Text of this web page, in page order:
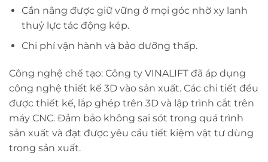
Cần nâng được giữ vững ở mọi góc nhờ xy lanh
thuỷ lực tác động kép.
Chi phí vận hành và bảo dưỡng thấp.
Công nghệ chế tạo: Công ty VINALIFT đã áp dụng
công nghệ thiết kế 3D vào sản xuất. Các chi tiết đều
được thiết kế, lắp ghép trên 3D và lập trình cắt trên
máy CNC. Đảm bảo không sai sót trong quá trình
sản xuất và đạt được yêu cầu tiết kiệm vật tư dùng
trong sản xuất.